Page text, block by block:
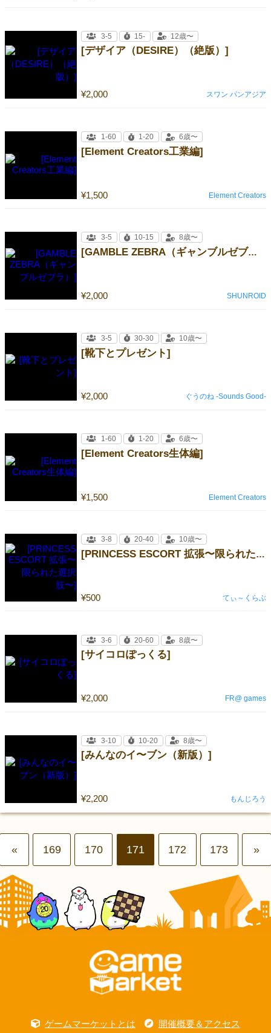
[デザイア（DESIRE）（絶版）]
¥2,000
3-5 15- 12歳〜
スワン パンアジア
[Element Creators工業編]
¥1,500
1-60 1-20 6歳〜
Element Creators
[GAMBLE ZEBRA（ギャンブルゼブラ）]
¥2,000
3-5 10-15 8歳〜
SHUNROID
[靴下とプレゼント]
¥2,000
3-5 30-30 10歳〜
ぐうのね -Sounds Good-
[Element Creators生体編]
¥1,500
1-60 1-20 6歳〜
Element Creators
[PRINCESS ESCORT 拡張〜限られた選択肢〜]
¥500
3-8 20-40 10歳〜
てぃ～くらぶ
[サイコロぽっくる]
¥2,000
3-6 20-60 8歳〜
FR@ games
[みんなのイ〜ブン（新版）]
¥2,200
3-10 10-20 8歳〜
もんじろう
« 169 170 171 172 173 »
ゲームマーケットとは 開催概要＆アクセス